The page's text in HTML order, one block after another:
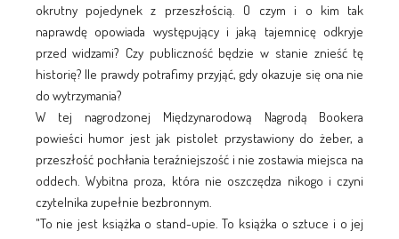
okrutny pojedynek z przeszłością. O czym i o kim tak
naprawdę opowiada występujący i jaką tajemnicę odkryje
przed widzami? Czy publiczność będzie w stanie znieść tę
historię? Ile prawdy potrafimy przyjąć, gdy okazuje się ona nie
do wytrzymania?
W tej nagrodzonej Międzynarodową Nagrodą Bookera
powieści humor jest jak pistolet przystawiony do żeber, a
przeszłość pochłania teraźniejszość i nie zostawia miejsca na
oddech. Wybitna proza, która nie oszczędza nikogo i czyni
czytelnika zupełnie bezbronnym.
"To nie jest książka o stand-upie. To książka o sztuce i o jej